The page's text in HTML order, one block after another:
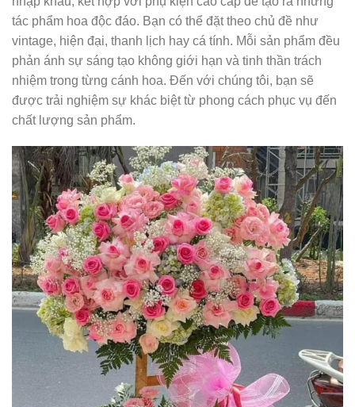
tác phẩm hoa độc đáo. Bạn có thể đặt theo chủ đề như
vintage, hiện đại, thanh lịch hay cá tính. Mỗi sản phẩm đều
phản ánh sự sáng tạo không giới hạn và tinh thần trách
nhiệm trong từng cánh hoa. Đến với chúng tôi, bạn sẽ
được trải nghiệm sự khác biệt từ phong cách phục vụ đến
chất lượng sản phẩm.